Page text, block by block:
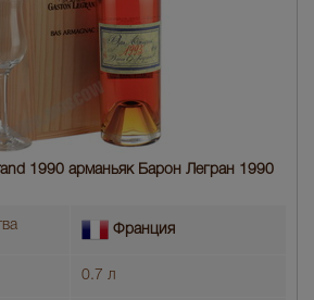
1990 арманьяк Барон Легран 1990
Франция
0.7 л